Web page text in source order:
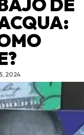
2024